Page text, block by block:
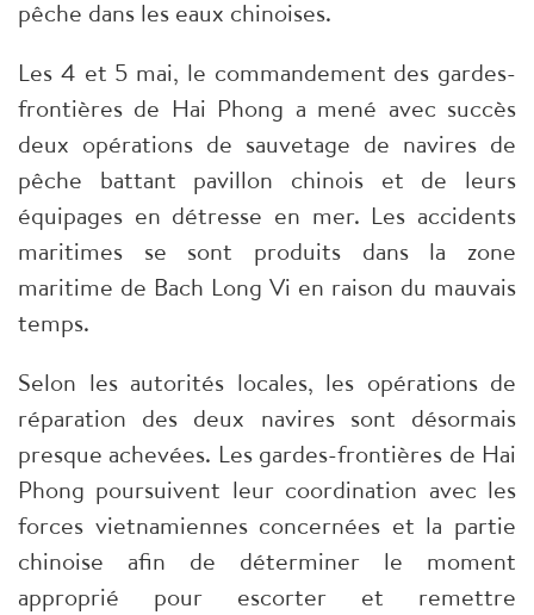
pêche dans les eaux chinoises.
Les 4 et 5 mai, le commandement des gardes-
frontières de Hai Phong a mené avec succès
deux opérations de sauvetage de navires de
pêche battant pavillon chinois et de leurs
équipages en détresse en mer. Les accidents
maritimes se sont produits dans la zone
maritime de Bach Long Vi en raison du mauvais
temps.
Selon les autorités locales, les opérations de
réparation des deux navires sont désormais
presque achevées. Les gardes-frontières de Hai
Phong poursuivent leur coordination avec les
forces vietnamiennes concernées et la partie
chinoise afin de déterminer le moment
approprié pour escorter et remettre